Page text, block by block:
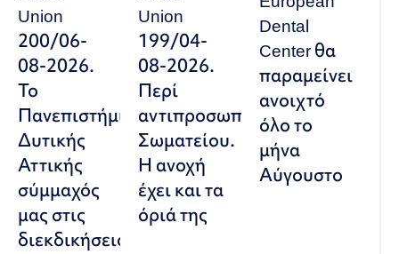
Union
200/06-
08-2026.
Το
Πανεπιστήμιο
Δυτικής
Αττικής
σύμμαχός
μας στις
διεκδικήσεις,
Union
199/04-
08-2026.
Περί
αντιπροσωπευτικού
Σωματείου.
Η ανοχή
έχει και τα
όριά της
Dental
Center θα
παραμείνει
ανοιχτό
όλο το
μήνα
Αύγουστο